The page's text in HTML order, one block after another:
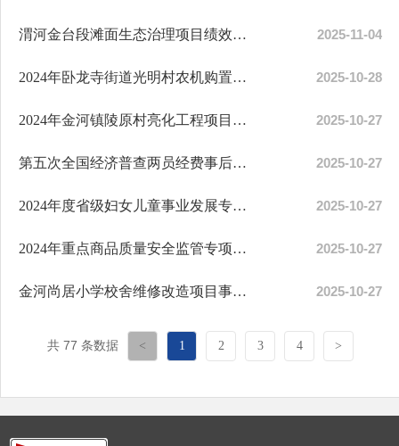
渭河金台段滩面生态治理项目绩效评价报告 2025-11-04
2024年卧龙寺街道光明村农机购置及农库房建设项目绩效评价报告 2025-10-28
2024年金河镇陵原村亮化工程项目事后绩效评价报告 2025-10-27
第五次全国经济普查两员经费事后绩效评价报告 2025-10-27
2024年度省级妇女儿童事业发展专项经费预算项目事后绩效评价报告 2025-10-27
2024年重点商品质量安全监管专项资金（食品）事后绩效评价报告 2025-10-27
金河尚居小学校舍维修改造项目事后绩效评价报告 2025-10-27
共 77 条数据 < 1 2 3 4 >